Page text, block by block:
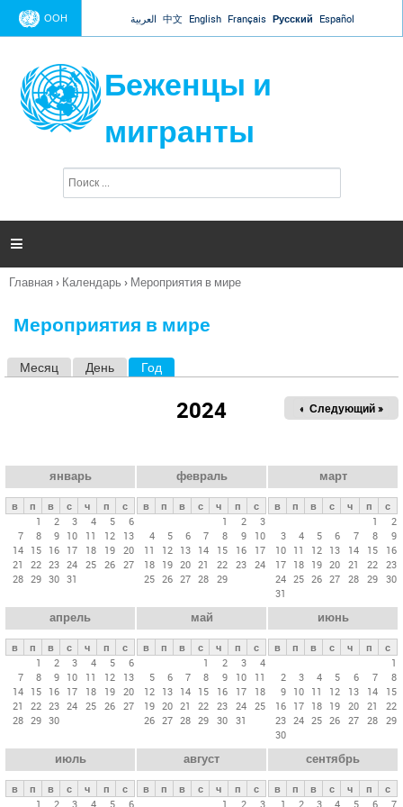
Jump to navigation
ООН العربية 中文 English Français Русский Español
Беженцы и
мигранты
п
и

Вы
Главная › Календарь › Мероприятия в мире
Мероприятия в мире
е
в
л
а
д
к
и
Месяц День Год
2024 « Пред.
Следующий »
январь
в п в с ч п
с
1
2 3 4 5
6
7
8 9 10 11 12
13
14 15 16 17 18 19 20
21
22 23 24 25 26 27
28 29 30 31
февраль
в п в с ч п
с
1
2
3
4
5 6 7 8 9
10
11
12 13 14 15 16
17
18 19 20 21 22 23 24
25 26 27 28 29
март
в п в с ч п
с
1
2
3
4 5 6 7 8
9
10 11 12 13 14 15
16
17 18 19 20 21 22 23
24 25 26 27 28 29 30
31
апрель
в п в с ч п
с
1
2 3 4 5
6
7
8 9 10 11 12
13
14 15 16 17 18 19 20
21
22 23 24 25 26 27
28 29 30
май
в п в с ч п
с
1
2 3
4
5
6 7 8 9 10
11
12 13 14 15 16 17
18
19 20 21 22 23 24 25
26 27 28 29 30 31
июнь
в п в с ч п
с
1
2
3 4 5 6 7
8
9 10 11 12 13 14
15
16 17 18 19 20 21
22
23 24 25 26 27 28 29
30
июль
в п в с ч п
с
1
2 3 4 5 6
август
в п в с ч п
с
1
2 3
сентябрь
в п в с ч п
с
1
2 3 4 5 6 7